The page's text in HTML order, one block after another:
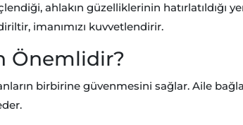
ahlakın güzelliklerinin hatırlatıldığı
imanımızı kuvvetlendirir.
Önemlidir?
birbirine güvenmesini sağlar. Aile